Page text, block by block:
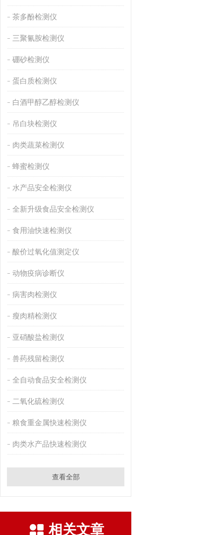
茶多酚检测仪
三聚氰胺检测仪
硼砂检测仪
蛋白质检测仪
白酒甲醇乙醇检测仪
吊白块检测仪
肉类蔬菜检测仪
蜂蜜检测仪
水产品安全检测仪
全新升级食品安全检测仪
食用油快速检测仪
酸价过氧化值测定仪
动物疫病诊断仪
病害肉检测仪
瘦肉精检测仪
亚硝酸盐检测仪
兽药残留检测仪
全自动食品安全检测仪
二氧化硫检测仪
粮食重金属快速检测仪
肉类水产品快速检测仪
查看全部
相关文章